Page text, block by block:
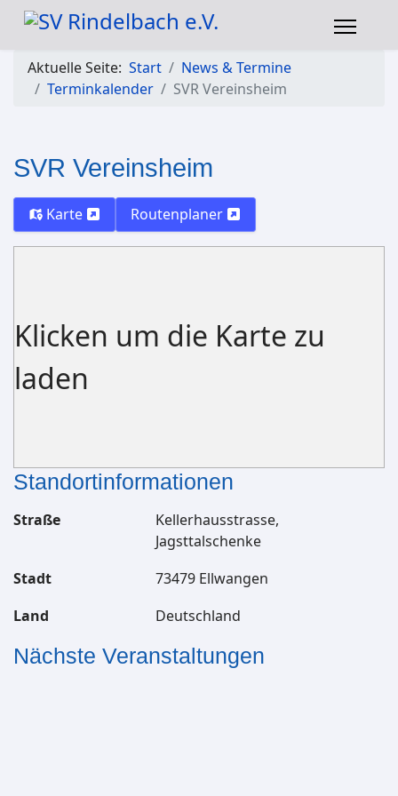
Aktuelle Seite: Start
News & Termine
Terminkalender
SVR Vereinsheim
SVR Vereinsheim
Karte Routenplaner
Klicken um die Karte zu
laden
Standortinformationen
Straße
Kellerhausstrasse,
Jagsttalschenke
Stadt
73479 Ellwangen
Land
Deutschland
Nächste Veranstaltungen